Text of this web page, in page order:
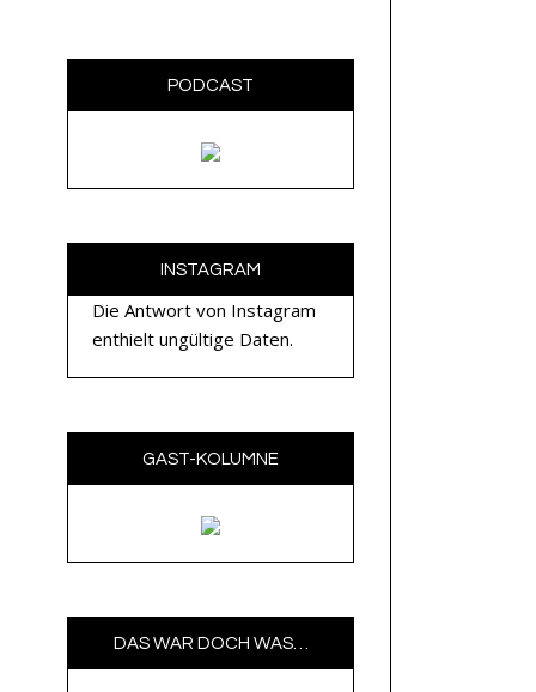
PODCAST
INSTAGRAM
Die Antwort von Instagram
enthielt ungültige Daten.
GAST-KOLUMNE
DAS WAR DOCH WAS…